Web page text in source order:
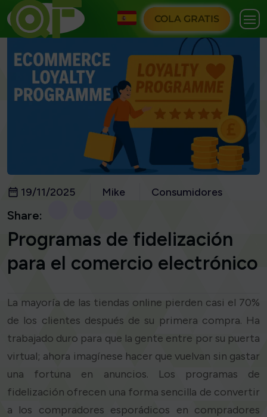
COLA GRATIS
19/11/2025 Mike Consumidores
Share:
Programas de fidelización
para el comercio electrónico
La mayoría de las tiendas online pierden casi el 70%
de los clientes después de su primera compra. Ha
trabajado duro para que la gente entre por su puerta
virtual; ahora imagínese hacer que vuelvan sin gastar
una fortuna en anuncios. Los programas de
fidelización ofrecen una forma sencilla de convertir
a los compradores esporádicos en compradores